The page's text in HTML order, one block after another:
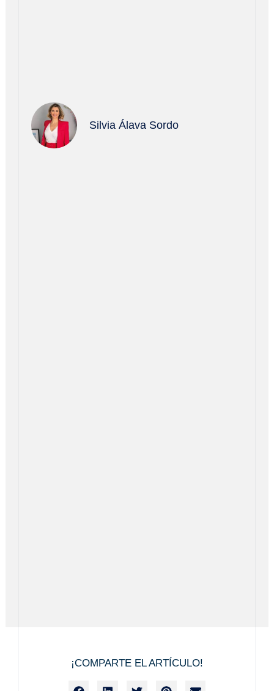
Silvia Álava Sordo
¡COMPARTE EL ARTÍCULO!